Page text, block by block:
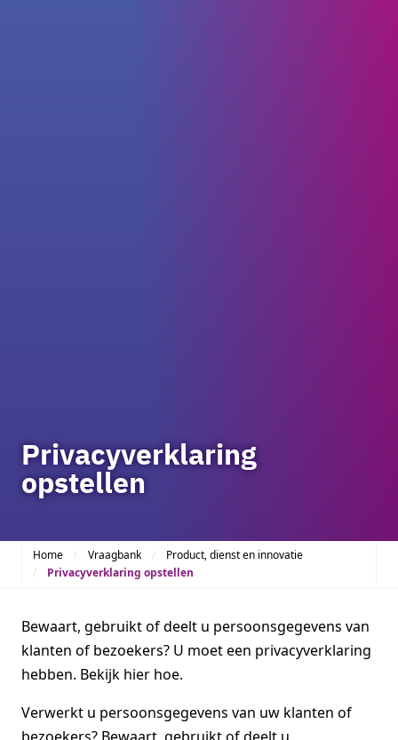
Privacyverklaring
opstellen
Home Vraagbank
Product, dienst en innovatie
Privacyverklaring opstellen
Bewaart, gebruikt of deelt u persoonsgegevens van
klanten of bezoekers? U moet een privacyverklaring
hebben. Bekijk hier hoe.
Verwerkt u persoonsgegevens van uw klanten of